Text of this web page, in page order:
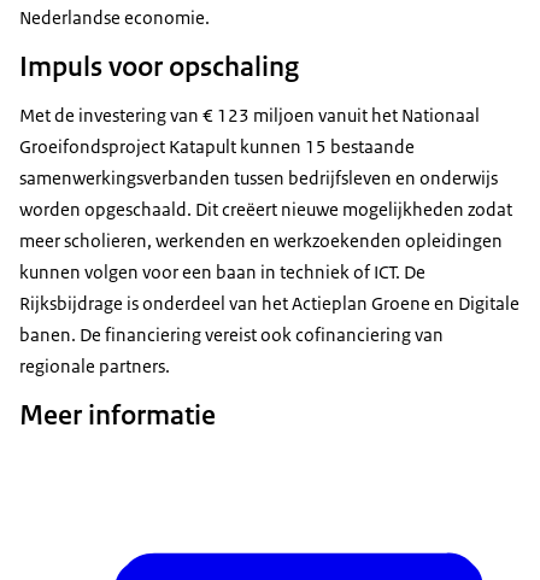
Nederlandse economie.
Impuls voor opschaling
Met de investering van € 123 miljoen vanuit het Nationaal
Groeifondsproject Katapult kunnen 15 bestaande
samenwerkingsverbanden tussen bedrijfsleven en onderwijs
worden opgeschaald. Dit creëert nieuwe mogelijkheden zodat
meer scholieren, werkenden en werkzoekenden opleidingen
kunnen volgen voor een baan in techniek of ICT. De
Rijksbijdrage is onderdeel van het Actieplan Groene en Digitale
banen. De financiering vereist ook cofinanciering van
regionale partners.
Meer informatie